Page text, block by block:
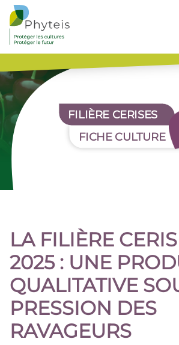
FILIÈRE CERISES
FICHE CULTURE
LA FILIÈRE
2025 : UNE
QUALITATIVE
PRESSION DES
RAVAGEURS